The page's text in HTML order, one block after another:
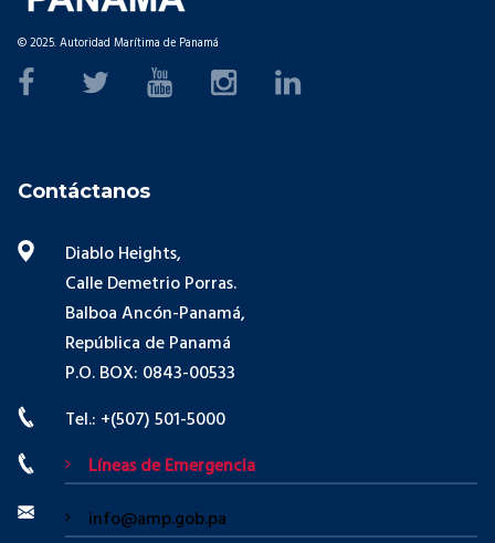
© 2025. Autoridad Marítima de Panamá
Contáctanos
Diablo Heights,
Calle Demetrio Porras.
Balboa Ancón-Panamá,
República de Panamá
P.O. BOX: 0843-00533
Tel.: +(507) 501-5000
Líneas de Emergencia
info@amp.gob.pa